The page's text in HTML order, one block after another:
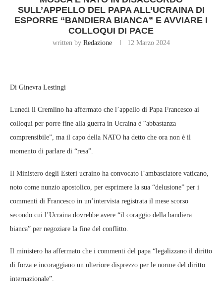
SULL’APPELLO DEL PAPA ALL’UCRAINA DI
ESPORRE “BANDIERA BIANCA” E AVVIARE I
COLLOQUI DI PACE
written by Redazione 12 Marzo 2024
Di Ginevra Lestingi
Lunedì il Cremlino ha affermato che l’appello di Papa Francesco ai
colloqui per porre fine alla guerra in Ucraina è “abbastanza
comprensibile”, ma il capo della NATO ha detto che ora non è il
momento di parlare di “resa”.
Il Ministero degli Esteri ucraino ha convocato l’ambasciatore vaticano,
noto come nunzio apostolico, per esprimere la sua “delusione” per i
commenti di Francesco in un’intervista registrata il mese scorso
secondo cui l’Ucraina dovrebbe avere “il coraggio della bandiera
bianca” per negoziare la fine del conflitto.
Il ministero ha affermato che i commenti del papa “legalizzano il diritto
di forza e incoraggiano un ulteriore disprezzo per le norme del diritto
internazionale”.